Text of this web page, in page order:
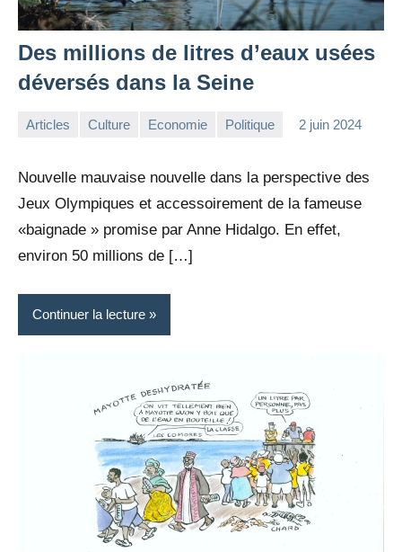
Des millions de litres d’eaux usées
déversés dans la Seine
Articles Culture Economie Politique 2 juin 2024
Nouvelle mauvaise nouvelle dans la perspective des
Jeux Olympiques et accessoirement de la fameuse
«baignade » promise par Anne Hidalgo. En effet,
environ 50 millions de […]
Continuer la lecture